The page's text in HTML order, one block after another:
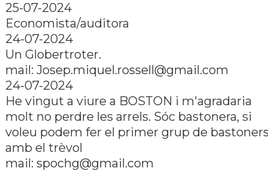
25-07-2024
Economista/auditora
24-07-2024
Un Globertroter.
mail: Josep.miquel.rossell@gmail.com
24-07-2024
He vingut a viure a BOSTON i m'agradaria
molt no perdre les arrels. Sóc bastonera, si
voleu podem fer el primer grup de
amb el trèvol
mail: spochg@gmail.com